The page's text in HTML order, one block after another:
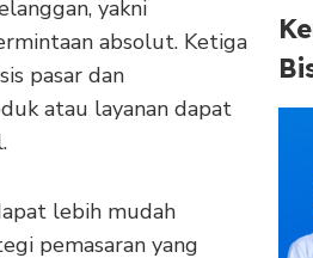
yakni
absolut. Ketiga
pasar dan
atau layanan dapat
lebih mudah
pemasaran yang